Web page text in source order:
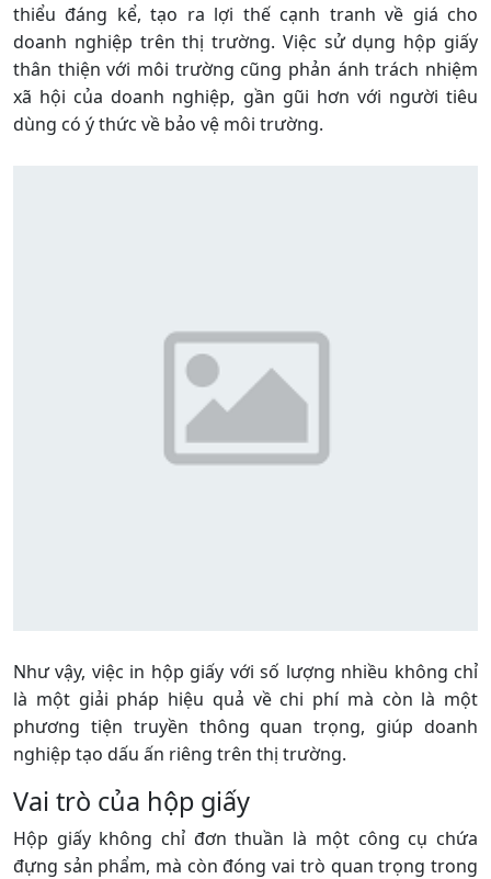
thiểu đáng kể, tạo ra lợi thế cạnh tranh về giá cho
doanh nghiệp trên thị trường. Việc sử dụng hộp giấy
thân thiện với môi trường cũng phản ánh trách nhiệm
xã hội của doanh nghiệp, gần gũi hơn với người tiêu
dùng có ý thức về bảo vệ môi trường.
Như vậy, việc in hộp giấy với số lượng nhiều không chỉ
là một giải pháp hiệu quả về chi phí mà còn là một
phương tiện truyền thông quan trọng, giúp doanh
nghiệp tạo dấu ấn riêng trên thị trường.
Vai trò của hộp giấy
Hộp giấy không chỉ đơn thuần là một công cụ chứa
đựng sản phẩm, mà còn đóng vai trò quan trọng trong